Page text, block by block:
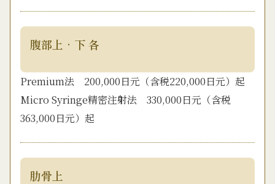
腹部上•下 各
Premium法 200,000日元（含税220,000日元）起
Micro Syringe精密注射法 330,000日元（含税
363,000日元）起
肋骨上